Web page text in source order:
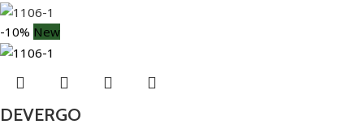
-10% New
DEVERGO